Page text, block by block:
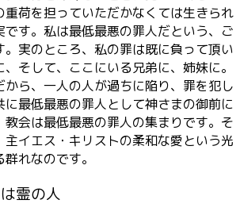
重荷を担っていただかなくては生きられ
です。私は最低最悪の罪人だという、ご
。実のところ、私の罪は既に負って頂い
そして、ここにいる兄弟に、姉妹に。
ら、一人の人が過ちに陥り、罪を犯し
に最低最悪の罪人として神さまの御前に
会は最低最悪の罪人の集まりです。そ
主イエス・キリストの柔和な愛という光
れなのです。
霊の人